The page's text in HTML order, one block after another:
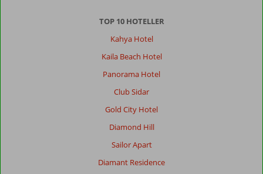
TOP 10 HOTELLER
Kahya Hotel
Kaila Beach Hotel
Panorama Hotel
Club Sidar
Gold City Hotel
Diamond Hill
Sailor Apart
Diamant Residence